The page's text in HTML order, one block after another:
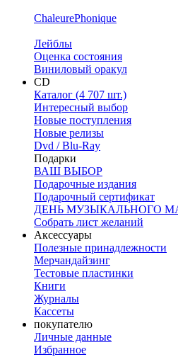
ChaleurePhonique
Лейблы
Оценка состояния
Виниловый оракул
CD
Каталог (4 707 шт.)
Интересный выбор
Новые поступления
Новые релизы
Dvd / Blu-Ray
Подарки
ВАШ ВЫБОР
Подарочные издания
Подарочный сертификат
ДЕНЬ МУЗЫКАЛЬНОГО
Собрать лист желаний
Аксессуары
Полезные принадлежности
Мерчандайзинг
Тестовые пластинки
Книги
Журналы
Кассеты
покупателю
Личные данные
Избранное